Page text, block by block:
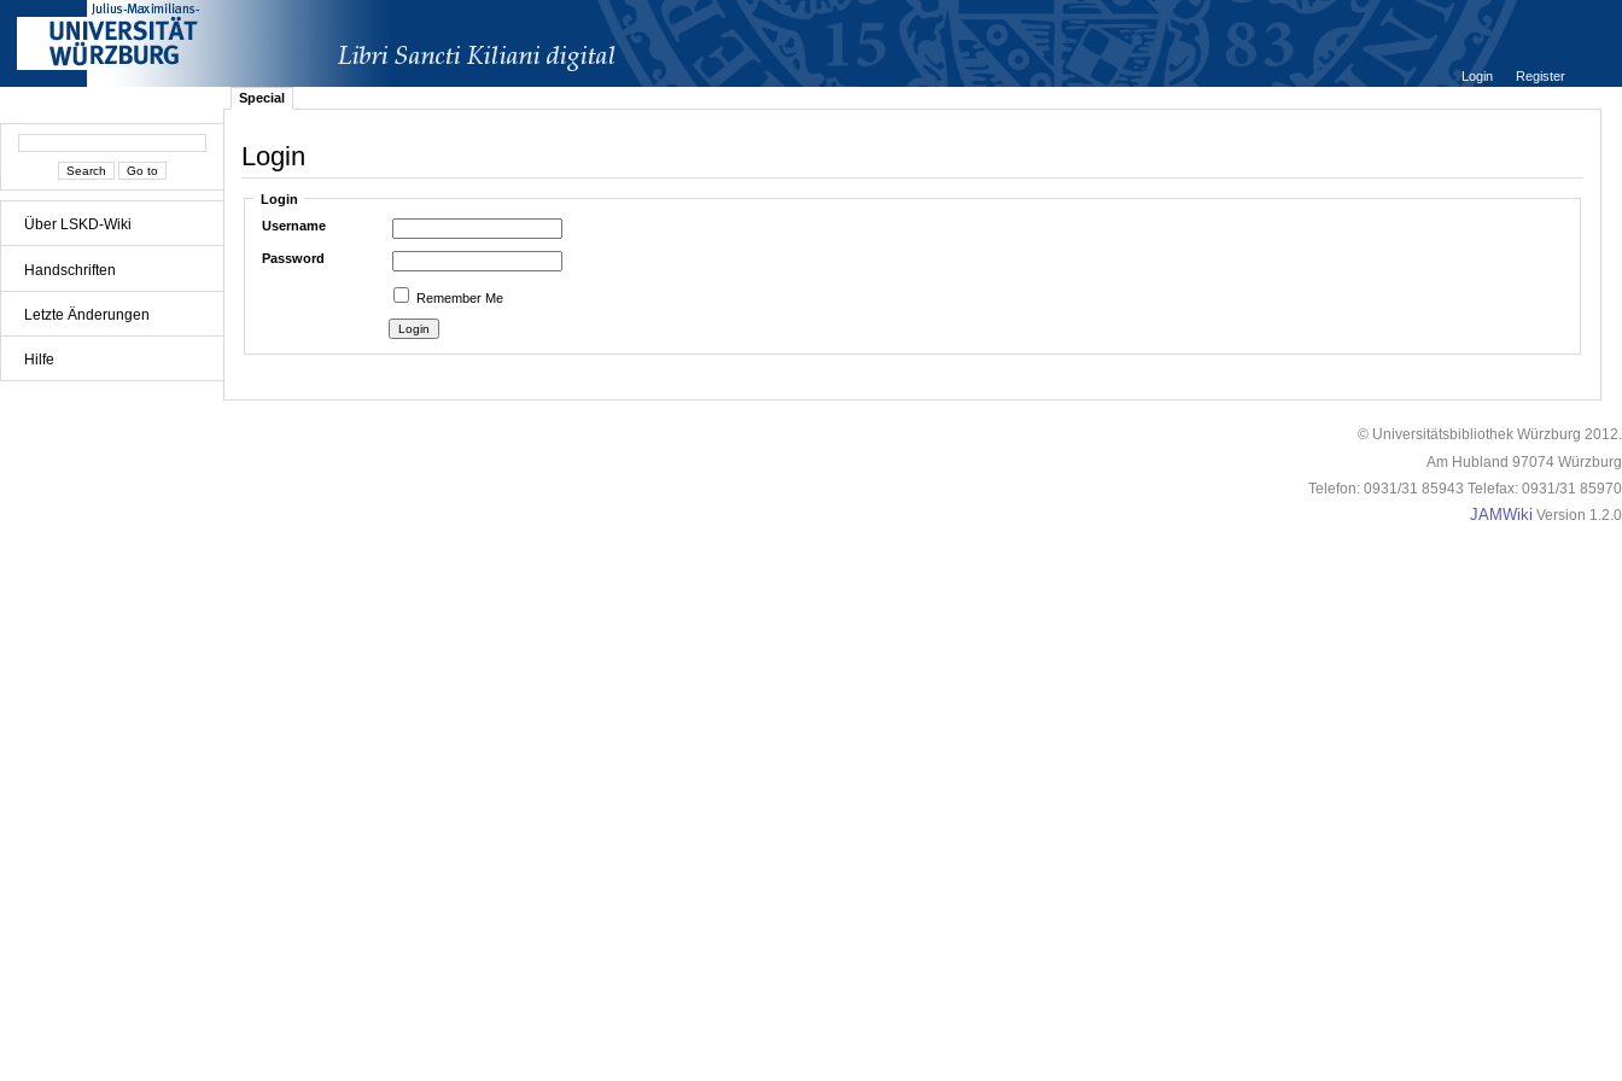
Über LSKD-Wiki
Handschriften
Letzte Änderungen
Hilfe
Login
Register
Special
Login
Login
Username
Password
Remember Me
© Universitätsbibliothek Würzburg 2012.
Am Hubland 97074 Würzburg
Telefon: 0931/31 85943 Telefax: 0931/31 85970
JAMWiki Version 1.2.0